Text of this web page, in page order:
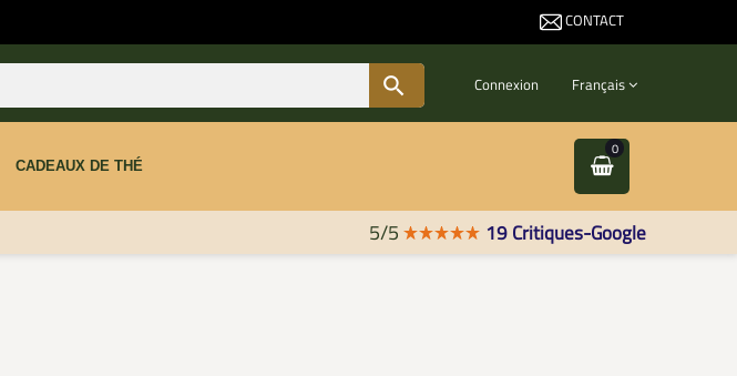
CONTACT
Français
Connexion

0
CADEAUX DE THÉ
5/5 19 Critiques-Google